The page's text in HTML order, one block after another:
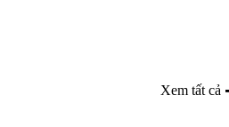
Xem tất cả